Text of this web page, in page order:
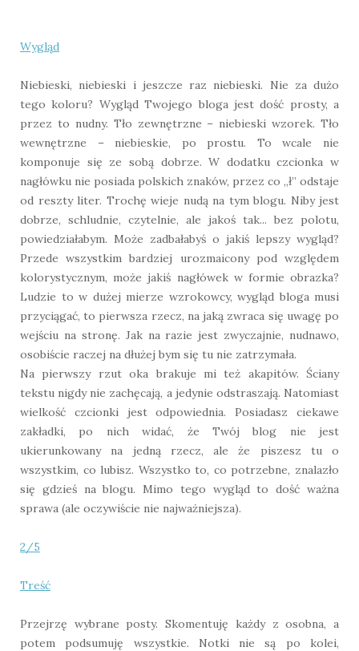
Wygląd
Niebieski, niebieski i jeszcze raz niebieski. Nie za dużo
tego koloru? Wygląd Twojego bloga jest dość prosty, a
przez to nudny. Tło zewnętrzne – niebieski wzorek. Tło
wewnętrzne – niebieskie, po prostu. To wcale nie
komponuje się ze sobą dobrze. W dodatku czcionka w
nagłówku nie posiada polskich znaków, przez co „ł” odstaje
od reszty liter. Trochę wieje nudą na tym blogu. Niby jest
dobrze, schludnie, czytelnie, ale jakoś tak... bez polotu,
powiedziałabym. Może zadbałabyś o jakiś lepszy wygląd?
Przede wszystkim bardziej urozmaicony pod względem
kolorystycznym, może jakiś nagłówek w formie obrazka?
Ludzie to w dużej mierze wzrokowcy, wygląd bloga musi
przyciągać, to pierwsza rzecz, na jaką zwraca się uwagę po
wejściu na stronę. Jak na razie jest zwyczajnie, nudnawo,
osobiście raczej na dłużej bym się tu nie zatrzymała.
Na pierwszy rzut oka brakuje mi też akapitów. Ściany
tekstu nigdy nie zachęcają, a jedynie odstraszają. Natomiast
wielkość czcionki jest odpowiednia. Posiadasz ciekawe
zakładki, po nich widać, że Twój blog nie jest
ukierunkowany na jedną rzecz, ale że piszesz tu o
wszystkim, co lubisz. Wszystko to, co potrzebne, znalazło
się gdzieś na blogu. Mimo tego wygląd to dość ważna
sprawa (ale oczywiście nie najważniejsza).
2/5
Treść
Przejrzę wybrane posty. Skomentuję każdy z osobna, a
potem podsumuję wszystkie. Notki nie są po kolei,